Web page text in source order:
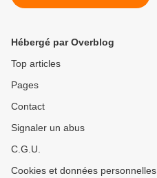
protocole anti-piquet de
Hébergé par Overblog
Top articles
Pages
Contact
Signaler un abus
C.G.U.
Cookies et données personnelles